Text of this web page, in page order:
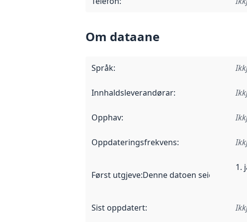
Om dataane
Språk:
Innhaldsleverandørar:
Opphav:
Oppdateringsfrekvens:
Først utgjeve:Denne datoen seier når
1.
Sist oppdatert: